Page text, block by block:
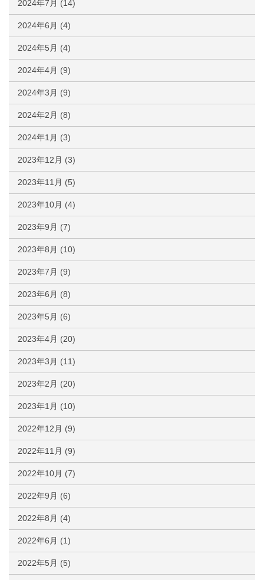
2024年7月 (14)
2024年6月 (4)
2024年5月 (4)
2024年4月 (9)
2024年3月 (9)
2024年2月 (8)
2024年1月 (3)
2023年12月 (3)
2023年11月 (5)
2023年10月 (4)
2023年9月 (7)
2023年8月 (10)
2023年7月 (9)
2023年6月 (8)
2023年5月 (6)
2023年4月 (20)
2023年3月 (11)
2023年2月 (20)
2023年1月 (10)
2022年12月 (9)
2022年11月 (9)
2022年10月 (7)
2022年9月 (6)
2022年8月 (4)
2022年6月 (1)
2022年5月 (5)